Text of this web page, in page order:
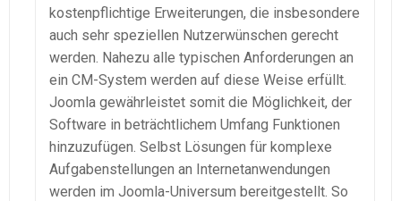
kostenpflichtige Erweiterungen, die insbesondere
auch sehr speziellen Nutzerwünschen gerecht
werden. Nahezu alle typischen Anforderungen an
ein CM-System werden auf diese Weise erfüllt.
Joomla gewährleistet somit die Möglichkeit, der
Software in beträchtlichem Umfang Funktionen
hinzuzufügen. Selbst Lösungen für komplexe
Aufgabenstellungen an Internetanwendungen
werden im Joomla-Universum bereitgestellt. So